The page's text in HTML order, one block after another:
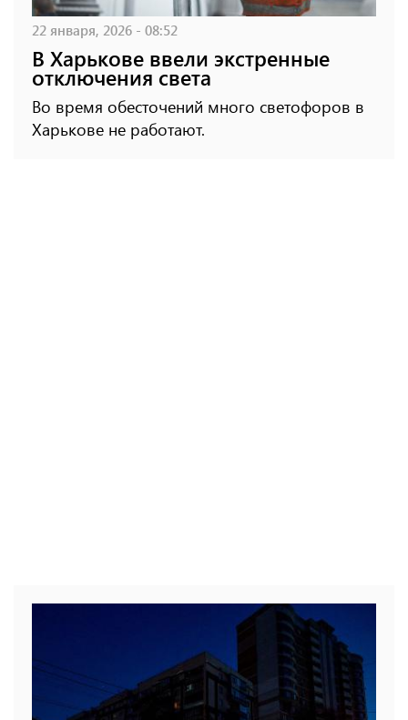
22 января, 2026 - 08:52
В Харькове ввели экстренные
отключения света
Во время обесточений много светофоров в
Харькове не работают.